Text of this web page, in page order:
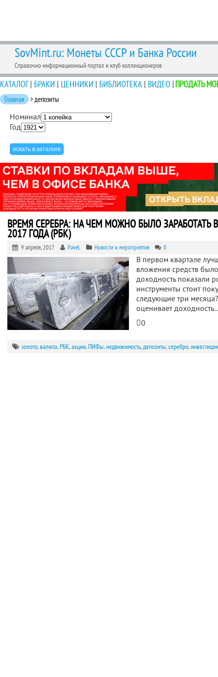
SovMint.ru: Монеты СССР и Банка России
Справочно-информационный портал и клуб коллекционеров
КАТАЛОГ| БРАКИ | ЦЕННИКИ | БИБЛИОТЕКА | ВИДЕО |ПРОДАТЬ
Главная > депозиты
Номинал
Год
ВРЕМЯ СЕРЕБРА: НА ЧЕМ МОЖНО БЫЛО ЗАРАБОТАТЬ
2017 ГОДА (РБК)
9 апреля, 2017 PaveL Новости и мероприятия 0
В первом квартале
вложения средств
доходность показали
инструменты стоит
следующие три
оценивает
0
золото,валюта,РБК,акции,ПИФы,недвижимость,депозиты,серебро,инвестиции